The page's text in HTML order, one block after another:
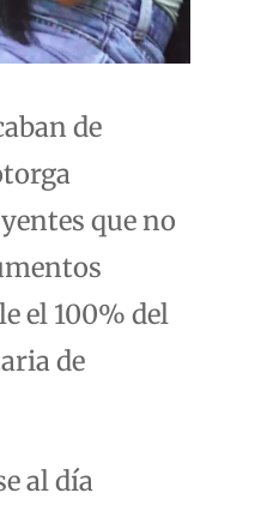
de
que no
el 100% del
de
al día